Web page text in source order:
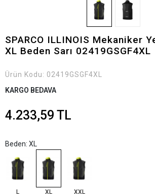
SPARCO ILLINOIS Mekaniker
XL Beden Sarı 02419GSGF4XL
Ürün Kodu: 02419GSGF4XL
KARGO BEDAVA
4.233,59 TL
Beden: XL
L XL XXL